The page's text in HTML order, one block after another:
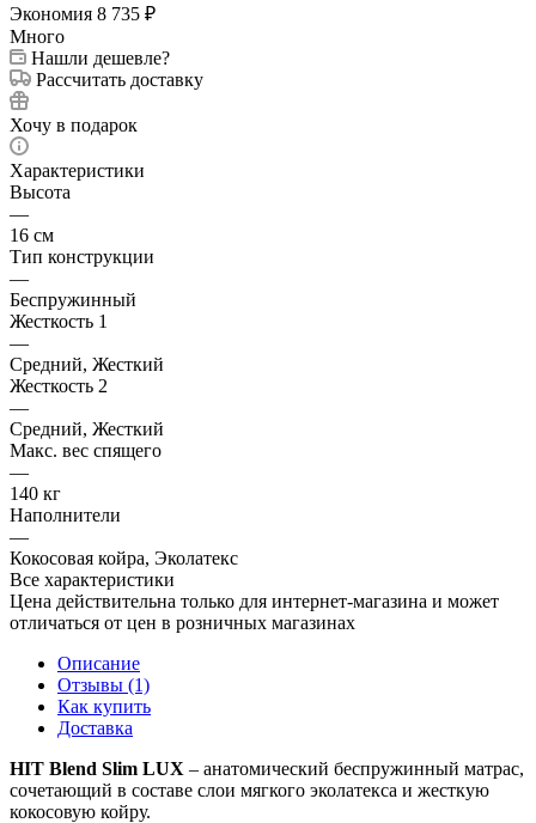
Экономия 8 735 ₽
Много
Нашли дешевле?
Рассчитать доставку
Хочу в подарок
Характеристики
Высота
—
16 см
Тип конструкции
—
Беспружинный
Жесткость 1
—
Средний, Жесткий
Жесткость 2
—
Средний, Жесткий
Макс. вес спящего
—
140 кг
Наполнители
—
Кокосовая койра, Эколатекс
Все характеристики
Цена действительна только для интернет-магазина и может
отличаться от цен в розничных магазинах
Описание
Отзывы (1)
Как купить
Доставка
HIT Blend Slim LUX – анатомический беспружинный матрас,
сочетающий в составе слои мягкого эколатекса и жесткую
кокосовую койру.